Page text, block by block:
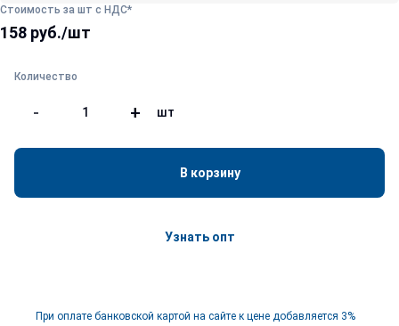
Стоимость за шт с НДС*
158 руб./шт
Количество
- + шт
В корзину
Узнать опт
При оплате банковской картой на сайте к цене добавляется 3%